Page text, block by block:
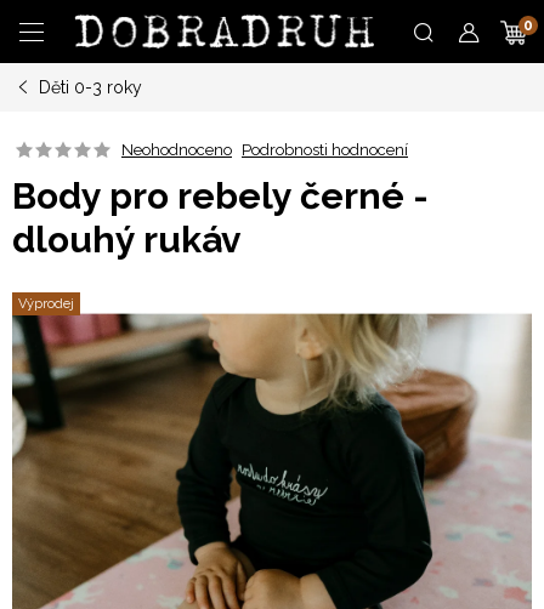
obsah
Děti 0-3 roky
Neohodnoceno Podrobnosti hodnocení
Body pro rebely černé -
dlouhý rukáv
Výprodej